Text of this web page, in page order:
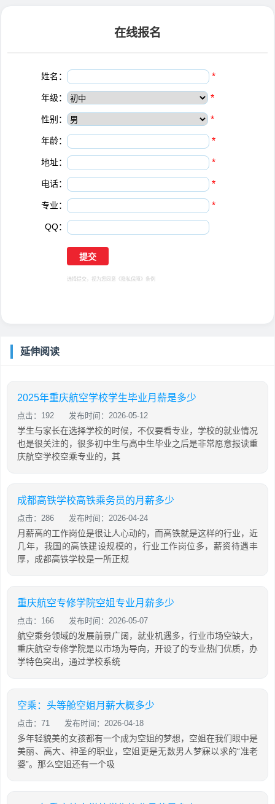
在线报名
姓名： *
年级： *
性别： *
年龄： *
地址： *
电话： *
专业： *
QQ：
选择提交，视为您同意 《隐私保障》 条例
延伸阅读
2025年重庆航空学校学生毕业月薪是多少
点击：192 发布时间：2026-05-12
学生与家长在选择学校的时候，不仅要看专业，学校的就业情况
也是很关注的，很多初中生与高中生毕业之后是非常愿意报读重
庆航空学校空乘专业的，其
成都高铁学校高铁乘务员的月薪多少
点击：286 发布时间：2026-04-24
月薪高的工作岗位是很让人心动的，而高铁就是这样的行业，近
几年，我国的高铁建设规模的，行业工作岗位多，薪资待遇丰
厚，成都高铁学校是一所正规
重庆航空专修学院空姐专业月薪多少
点击：166 发布时间：2026-05-07
航空乘务领域的发展前景广阔，就业机遇多，行业市场空缺大，
重庆航空专修学院是以市场为导向，开设了的专业热门优质，办
学特色突出，通过学校系统
空乘：头等舱空姐月薪大概多少
点击：71 发布时间：2026-04-18
多年轻貌美的女孩都有一个成为空姐的梦想，空姐在我们眼中是
美丽、高大、神圣的职业，空姐更是无数男人梦寐以求的“准老
婆”。那么空姐还有一个吸